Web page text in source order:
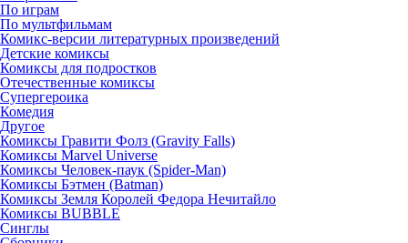
По играм
По мультфильмам
Комикс-версии литературных произведений
Детские комиксы
Комиксы для подростков
Отечественные комиксы
Супергероика
Комедия
Другое
Комиксы Гравити Фолз (Gravity Falls)
Комиксы Marvel Universe
Комиксы Человек-паук (Spider-Man)
Комиксы Бэтмен (Batman)
Комиксы Земля Королей Федора Нечитайло
Комиксы BUBBLE
Синглы